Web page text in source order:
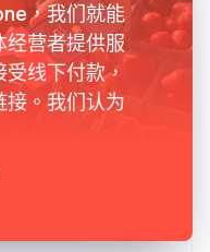
，我们就能
经营者提供服
线下付款，
接。我们认为